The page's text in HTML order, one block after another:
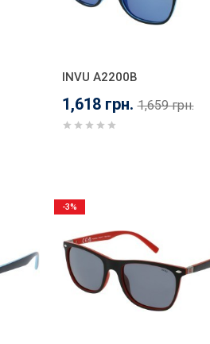
INVU A2200B
1,618 грн. 1,659 грн.
-3%